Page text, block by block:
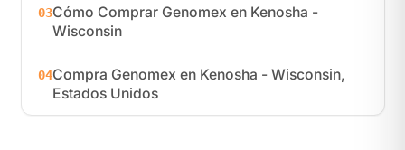
03Cómo Comprar Genomex en Kenosha -
Wisconsin
04Compra Genomex en Kenosha - Wisconsin,
Estados Unidos